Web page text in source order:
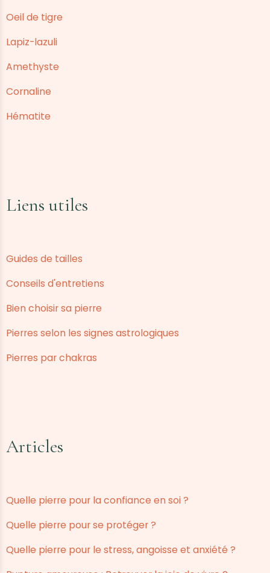
Oeil de tigre
Lapiz-lazuli
Amethyste
Cornaline
Hématite
Liens utiles
Guides de tailles
Conseils d'entretiens
Bien choisir sa pierre
Pierres selon les signes astrologiques
Pierres par chakras
Articles
Quelle pierre pour la confiance en soi ?
Quelle pierre pour se protéger ?
Quelle pierre pour le stress, angoisse et anxiété ?